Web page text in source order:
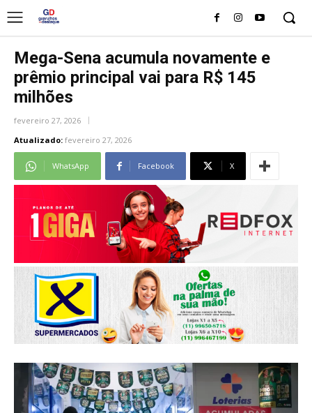
Mega-Sena acumula novamente e
prêmio principal vai para R$ 145
milhões
fevereiro 27, 2026
Atualizado: fevereiro 27, 2026
WhatsApp Facebook X